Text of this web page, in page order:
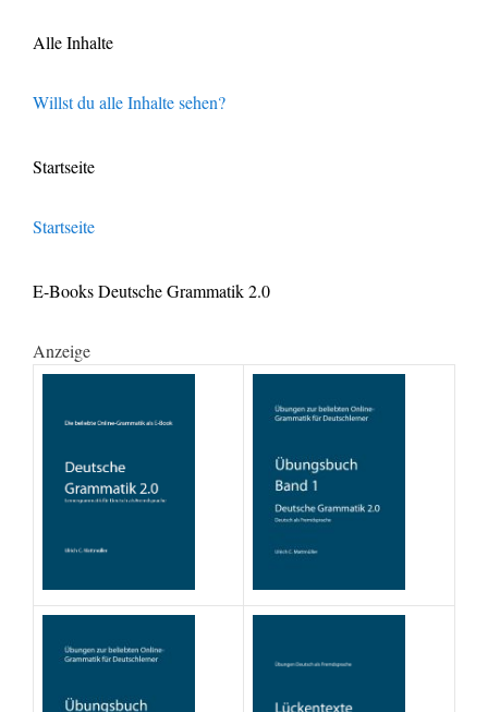
Alle Inhalte
Willst du alle Inhalte sehen?
Startseite
Startseite
E-Books Deutsche Grammatik 2.0
Anzeige